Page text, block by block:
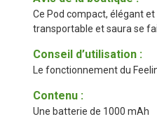
Ce Pod compact, élégant
transportable et saura se
Conseil d’utilisation :
Le fonctionnement du
Contenu :
Une batterie de 1000 mAh